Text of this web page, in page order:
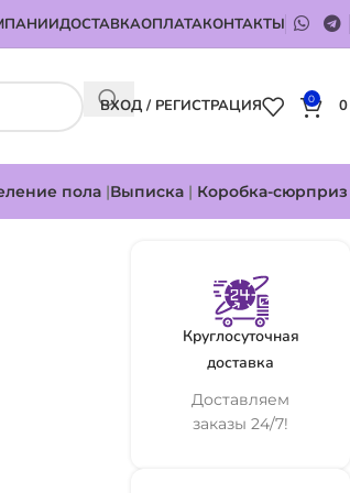
ДОСТАВКАОПЛАТАКОНТАКТЫ
ВХОД / РЕГИСТРАЦИЯ 0
пола |Выписка | Коробка-сюрприз
Круглосуточная
доставка
Доставляем
заказы 24/7!